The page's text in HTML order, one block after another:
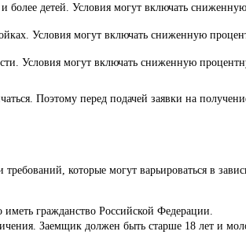
детей. Условия могут включать
Условия могут включать сниженную
Условия могут включать сниженную
Поэтому перед подачей заявки на
которые могут варьироваться в
иметь гражданство Российской Федерации.
Заемщик должен быть старше 18 лет и